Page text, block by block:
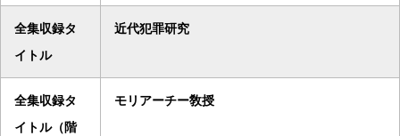
全集収録タ
イトル
近代犯罪研究
全集収録タ
イトル（階
モリアーチー敎授